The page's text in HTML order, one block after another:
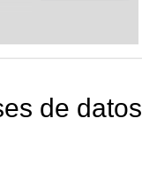
de datos